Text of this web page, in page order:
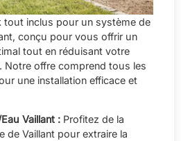
tout inclus pour un système de
conçu pour vous offrir un
tout en réduisant votre
Notre offre comprend tous les
une installation efficace et
Vaillant : Profitez de la
de Vaillant pour extraire la